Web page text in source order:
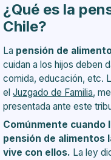
¿Qué es la
Chile?
La pensión de
cuidan a los hijos deben
comida, educación, etc.
elJuzgado de Familia,
presentada ante este
Comúnmente cuando
pensión de alimentos
vive con ellos. La ley